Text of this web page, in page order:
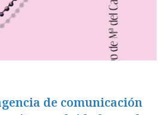
de comunicación